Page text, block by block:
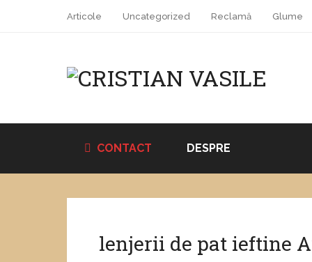
Articole Uncategorized Reclamă Glume
CONTACT DESPRE
lenjerii de pat ieftine